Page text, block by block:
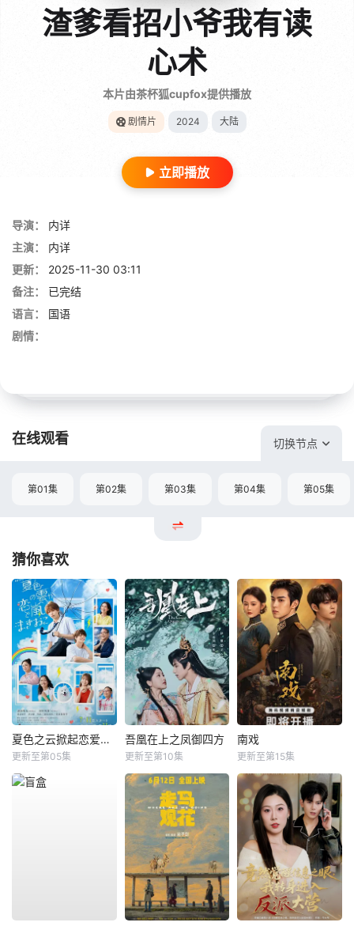
渣爹看招小爷我有读
心术
本片由茶杯狐cupfox提供播放
剧情片 2024 大陆
立即播放
导演：
内详
主演：
内详
更新：
2025-11-30 03:11
备注：
已完结
语言：
国语
剧情：
在线观看 切换节点
第01集 第02集 第03集 第04集 第05集
猜你喜欢
夏色之云掀起恋爱与风暴
更新至第05集
吾凰在上之凤御四方
更新至第10集
南戏
更新至第15集